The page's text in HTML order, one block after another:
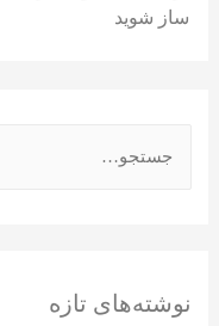
ساز شوید
h
نوشته‌های تازه